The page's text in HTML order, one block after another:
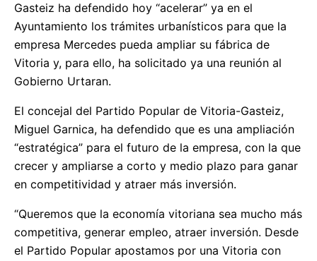
Gasteiz ha defendido hoy “acelerar” ya en el
Ayuntamiento los trámites urbanísticos para que la
empresa Mercedes pueda ampliar su fábrica de
Vitoria y, para ello, ha solicitado ya una reunión al
Gobierno Urtaran.
El concejal del Partido Popular de Vitoria-Gasteiz,
Miguel Garnica, ha defendido que es una ampliación
“estratégica” para el futuro de la empresa, con la que
crecer y ampliarse a corto y medio plazo para ganar
en competitividad y atraer más inversión.
“Queremos que la economía vitoriana sea mucho más
competitiva, generar empleo, atraer inversión. Desde
el Partido Popular apostamos por una Vitoria con